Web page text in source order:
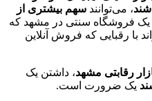
، می‌توانند سهم بیشتری از
یک فروشگاه سنتی در مشهد که
با رقبایی که فروش آنلاین
رقابتی مشهد، داشتن یک
یک ضرورت است.